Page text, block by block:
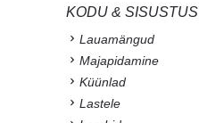
KODU & SISUSTUS
Lauamängud
Majapidamine
Küünlad
Lastele